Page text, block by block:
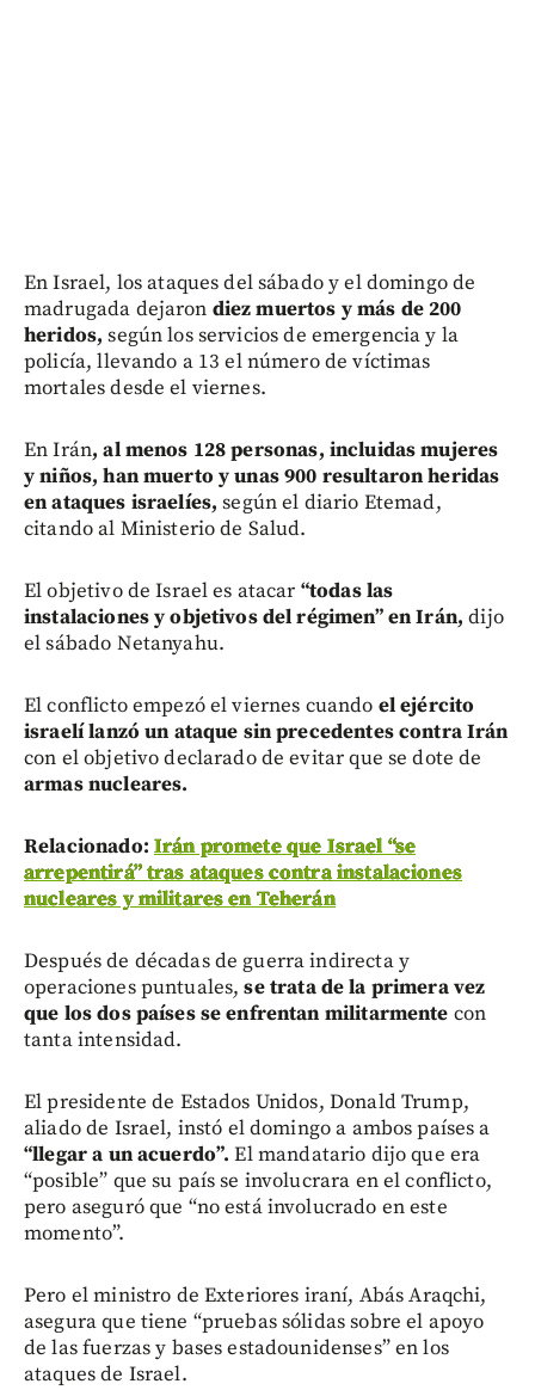
En Israel, los ataques del sábado y el domingo de
madrugada dejaron diez muertos y más de 200
heridos,según los servicios de emergencia y la
policía, llevando a 13 el número de víctimas
mortales desde el viernes.
En Irán, al menos 128 personas, incluidas mujeres
y niños, han muerto y unas 900 resultaron heridas
en ataques israelíes,según el diario Etemad,
citando al Ministerio de Salud.
El objetivo de Israel es atacar “todas las
instalaciones y objetivos del régimen” en Irán, dijo
el sábado Netanyahu.
El conflicto empezó el viernes cuando el ejército
israelí lanzó un ataque sin precedentes contra Irán
con el objetivo declarado de evitar que se dote de
armas nucleares.
Relacionado: Irán promete que Israel “se
arrepentirá” tras ataques contra instalaciones
nucleares y militares en Teherán
Después de décadas de guerra indirecta y
operaciones puntuales, se trata de la primera vez
que los dos países se enfrentan militarmente con
tanta intensidad.
El presidente de Estados Unidos, Donald Trump,
aliado de Israel, instó el domingo a ambos países a
“llegar a un acuerdo”. El mandatario dijo que era
“posible” que su país se involucrara en el conflicto,
pero aseguró que “no está involucrado en este
momento”.
Pero el ministro de Exteriores iraní, Abás Araqchi,
asegura que tiene “pruebas sólidas sobre el apoyo
de las fuerzas y bases estadounidenses” en los
ataques de Israel.